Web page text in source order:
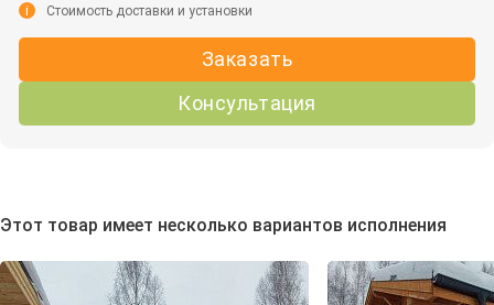
Заказать
Консультация
i Стоимость доставки и установки
Этот товар имеет несколько вариантов исполнения